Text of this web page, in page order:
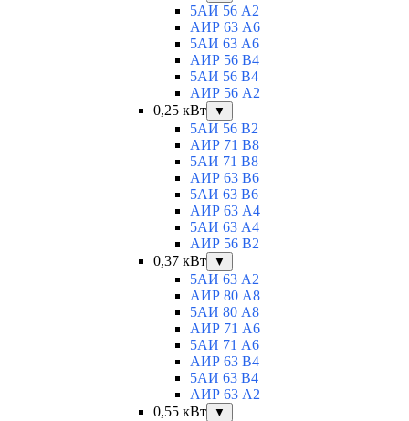
5АИ 56 A2
АИР 63 А6
5АИ 63 A6
АИР 56 В4
5АИ 56 В4
АИР 56 А2
0,25 кВт
▼
5АИ 56 B2
АИР 71 В8
5АИ 71 B8
АИР 63 B6
5АИ 63 B6
АИР 63 А4
5АИ 63 A4
АИР 56 В2
0,37 кВт
▼
5АИ 63 A2
АИР 80 А8
5АИ 80 A8
АИР 71 А6
5АИ 71 A6
АИР 63 B4
5АИ 63 B4
АИР 63 А2
0,55 кВт
▼